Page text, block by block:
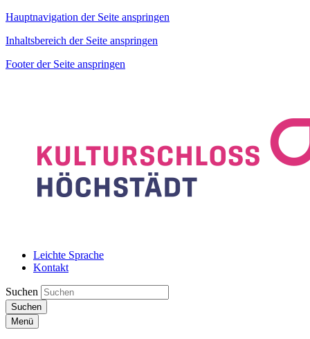
Hauptnavigation der Seite anspringen
Inhaltsbereich der Seite anspringen
Footer der Seite anspringen
Leichte Sprache
Kontakt
Suchen
Suchen
Menü